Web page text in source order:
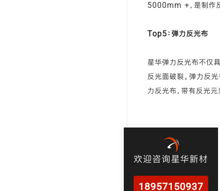
5000mm +，是制作
Top5：弹力反光布
星华弹力反光布不仅
反光面破裂。弹力反
力反光布，带有反光
欢迎咨询星华新材
18957150937